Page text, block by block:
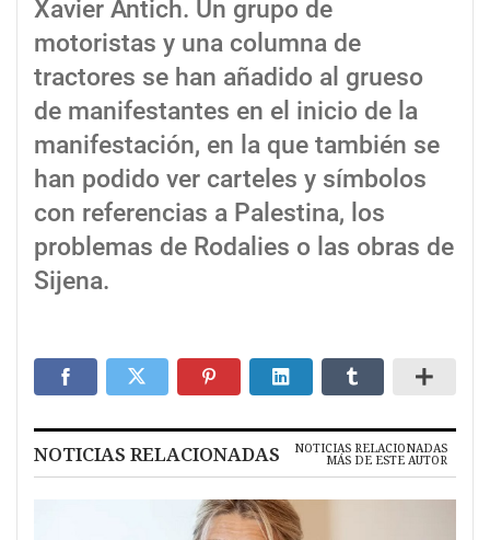
Xavier Antich. Un grupo de
motoristas y una columna de
tractores se han añadido al grueso
de manifestantes en el inicio de la
manifestación, en la que también se
han podido ver carteles y símbolos
con referencias a Palestina, los
problemas de Rodalies o las obras de
Sijena.
NOTICIAS RELACIONADAS NOTICIAS RELACIONADAS
MÁS DE ESTE AUTOR